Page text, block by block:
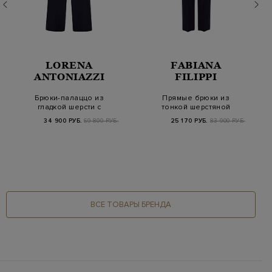
LORENA
ANTONIAZZI
Брюки-палаццо из
гладкой шерсти с
защипами
34 900 РУБ. 69 800 РУБ.
FABIANA
FILIPPI
Прямые брюки из
тонкой шерстяной
по…
25 170 РУБ. 83 900 РУБ.
ВСЕ ТОВАРЫ БРЕНДА